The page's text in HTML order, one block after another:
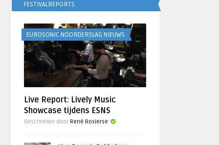
FESTIVALREPORTS
EUROSONIC NOORDERSLAG NIEUWS
Live Report: Lively Music
Showcase tijdens ESNS
Geschreven door René Rosierse